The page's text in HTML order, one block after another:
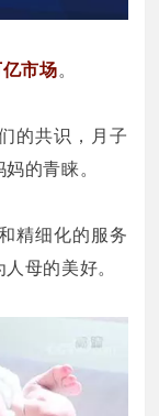
市场。
的共识，月子
的青睐。
精细化的服务
母的美好。